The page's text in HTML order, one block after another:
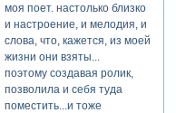
моя поет. настолько близко
и настроение, и мелодия, и
слова, что, кажется, из моей
жизни они взяты...
поэтому создавая ролик,
позволила и себя туда
поместить...и тоже